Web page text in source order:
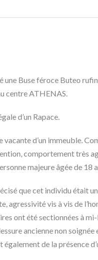
une Buse féroce Buteo
centre ATHENAS.
d’un Rapace.
vacante d’un immeuble.
comportement très
majeure âgée de 18
que cet individu était
agressivité vis à vis de
ont été sectionnées à
ancienne non
de la présence